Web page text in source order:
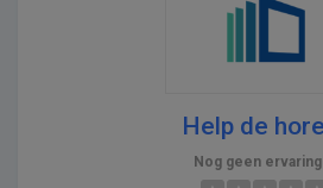
Help de
Nog geen